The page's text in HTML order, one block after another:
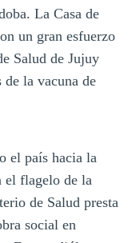
La Casa de
un gran esfuerzo
Salud de Jujuy
de la vacuna de
el país hacia la
el flagelo de la
de Salud presta
social en